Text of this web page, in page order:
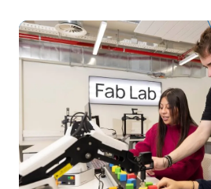
C0442603 Physique quantique II
C0442604
Laboratoire expérimental
III / Experimental
Laboratory III
TOTAL: